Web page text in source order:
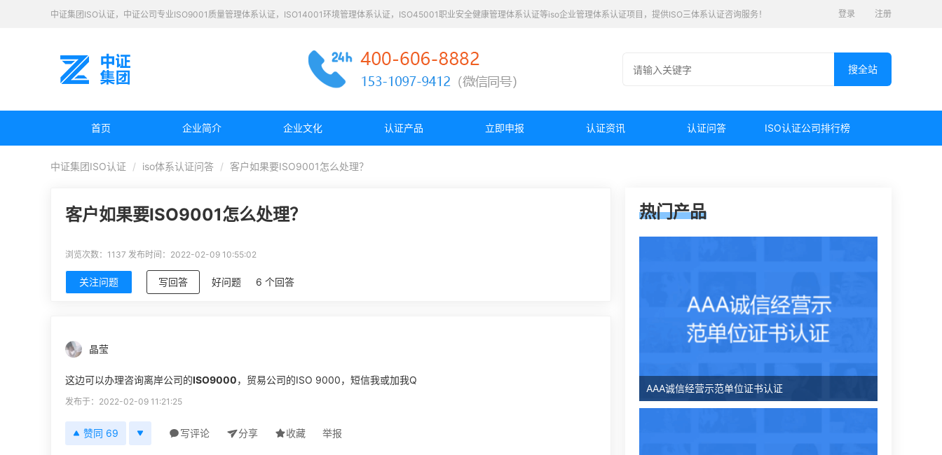
中证集团ISO认证，中证公司专业ISO9001质量管理体系认证，ISO14001环境管理体系认证，ISO45001职业安全健康管理体系认证等iso企业管理体系认证项目，提供ISO三体系认证咨询服务！ 登录 注册
首页 企业简介 企业文化 认证产品 立即申报 认证资讯 认证问答 ISO认证公司排行榜
中证集团ISO认证 iso体系认证问答 客户如果要ISO9001怎么处理？
客户如果要ISO9001怎么处理？
浏览次数：1137 发布时间：2022-02-09 10:55:02
关注问题 写回答 好问题 6 个回答
晶莹
这边可以办理咨询离岸公司的ISO9000，贸易公司的ISO 9000，短信我或加我Q
发布于：2022-02-09 11:21:25
赞同 69 写评论 分享 收藏 举报
热门产品
AAA诚信经营示范单位证书认证